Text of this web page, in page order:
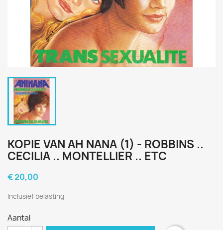
KOPIE VAN AH NANA (1) - ROBBINS ..
CECILIA .. MONTELLIER .. ETC
€ 20,00
Inclusief belasting
Aantal